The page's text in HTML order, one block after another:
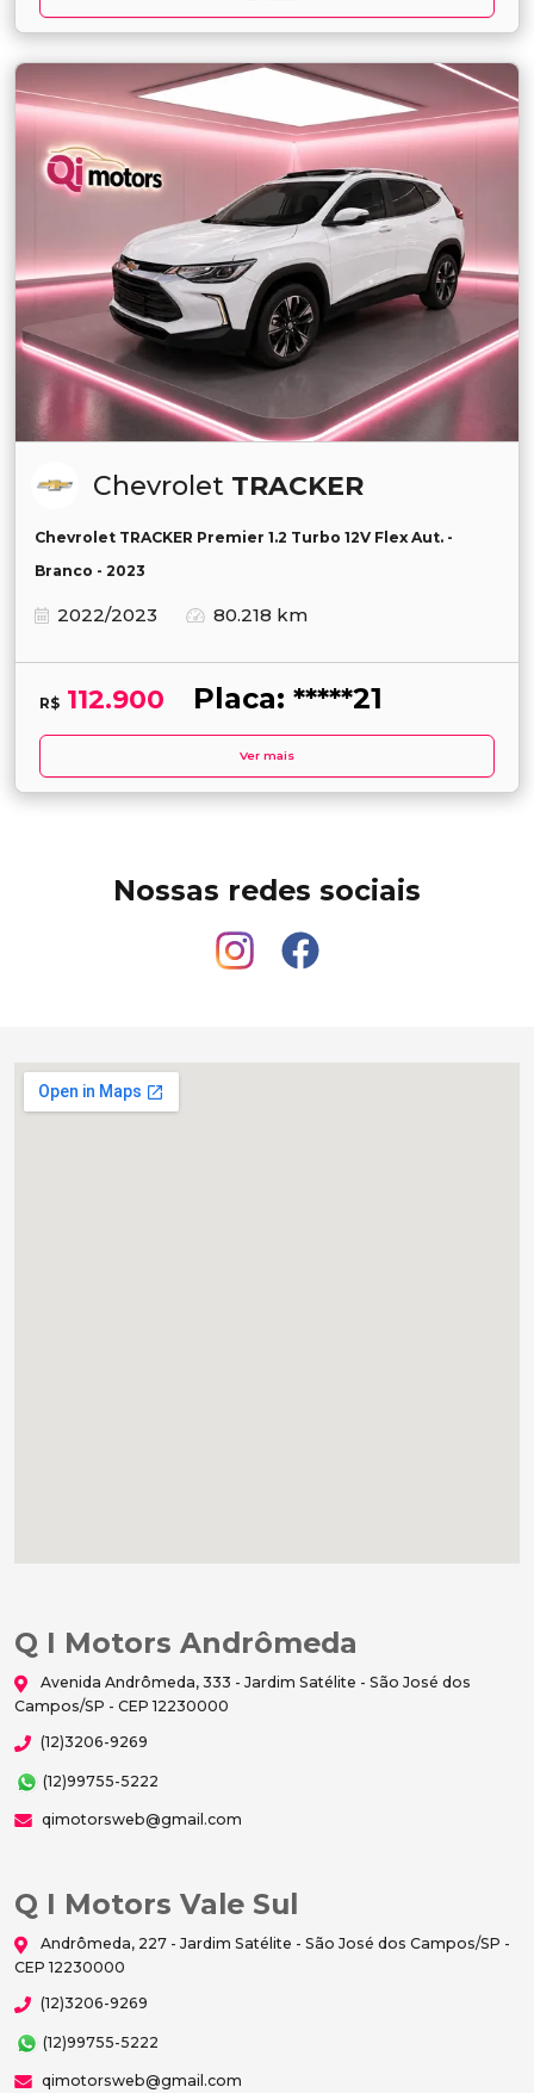
Chevrolet TRACKER
Chevrolet TRACKER Premier 1.2 Turbo 12V Flex Aut. -
Branco - 2023
2022/2023 80.218 km
R$ 112.900 Placa: *****21
Ver mais
Nossas redes sociais
Q I Motors Andrômeda
Avenida Andrômeda, 333 - Jardim Satélite - São José dos
Campos/SP - CEP 12230000
(12)3206-9269
(12)99755-5222
qimotorsweb@gmail.com
Q I Motors Vale Sul
Andrômeda, 227 - Jardim Satélite - São José dos Campos/SP -
CEP 12230000
(12)3206-9269
(12)99755-5222
qimotorsweb@gmail.com